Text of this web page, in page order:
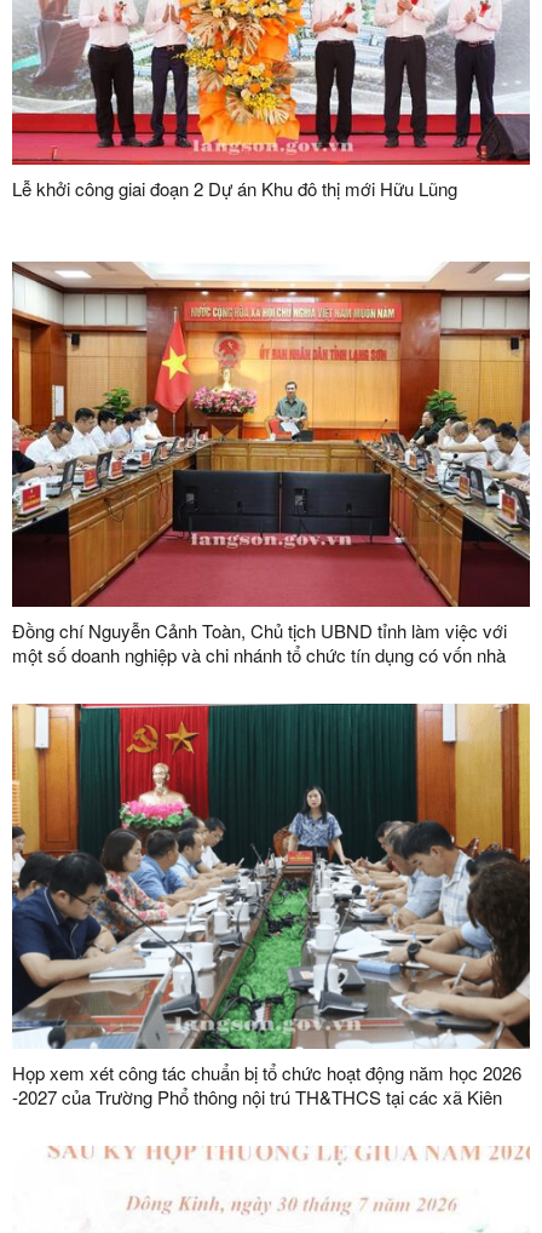
Lễ khởi công giai đoạn 2 Dự án Khu đô thị mới Hữu Lũng
Đồng chí Nguyễn Cảnh Toàn, Chủ tịch UBND tỉnh làm việc với
một số doanh nghiệp và chi nhánh tổ chức tín dụng có vốn nhà
Họp xem xét công tác chuẩn bị tổ chức hoạt động năm học 2026
-2027 của Trường Phổ thông nội trú TH&THCS tại các xã Kiên